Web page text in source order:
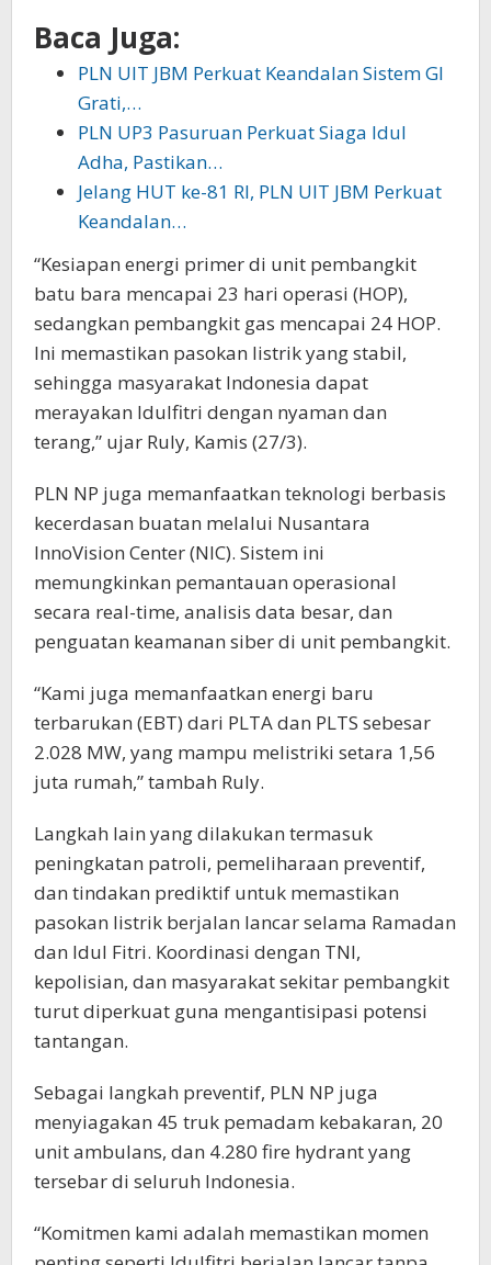
Baca Juga:
PLN UIT JBM Perkuat Keandalan Sistem GI
Grati,…
PLN UP3 Pasuruan Perkuat Siaga Idul
Adha, Pastikan…
Jelang HUT ke-81 RI, PLN UIT JBM Perkuat
Keandalan…
“Kesiapan energi primer di unit pembangkit
batu bara mencapai 23 hari operasi (HOP),
sedangkan pembangkit gas mencapai 24 HOP.
Ini memastikan pasokan listrik yang stabil,
sehingga masyarakat Indonesia dapat
merayakan Idulfitri dengan nyaman dan
terang,” ujar Ruly, Kamis (27/3).
PLN NP juga memanfaatkan teknologi berbasis
kecerdasan buatan melalui Nusantara
InnoVision Center (NIC). Sistem ini
memungkinkan pemantauan operasional
secara real-time, analisis data besar, dan
penguatan keamanan siber di unit pembangkit.
“Kami juga memanfaatkan energi baru
terbarukan (EBT) dari PLTA dan PLTS sebesar
2.028 MW, yang mampu melistriki setara 1,56
juta rumah,” tambah Ruly.
Langkah lain yang dilakukan termasuk
peningkatan patroli, pemeliharaan preventif,
dan tindakan prediktif untuk memastikan
pasokan listrik berjalan lancar selama Ramadan
dan Idul Fitri. Koordinasi dengan TNI,
kepolisian, dan masyarakat sekitar pembangkit
turut diperkuat guna mengantisipasi potensi
tantangan.
Sebagai langkah preventif, PLN NP juga
menyiagakan 45 truk pemadam kebakaran, 20
unit ambulans, dan 4.280 fire hydrant yang
tersebar di seluruh Indonesia.
“Komitmen kami adalah memastikan momen